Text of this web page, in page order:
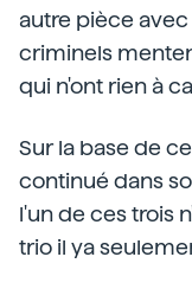
autre pièce
criminels
qui n'ont rien à
Sur la base de
continué dans
l'un de ces trois
trio il ya